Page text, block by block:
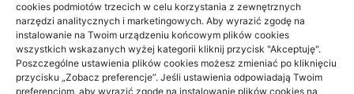
cookies podmiotów trzecich w celu korzystania z zewnętrznych
narzędzi analitycznych i marketingowych. Aby wyrazić zgodę na
instalowanie na Twoim urządzeniu końcowym plików cookies
wszystkich wskazanych wyżej kategorii kliknij przycisk "Akceptuję".
Poszczególne ustawienia plików cookies możesz zmieniać po kliknięciu
przycisku „Zobacz preferencje”. Jeśli ustawienia odpowiadają Twoim
preferencjom, aby wyrazić zgodę na instalowanie plików cookies na
Archino